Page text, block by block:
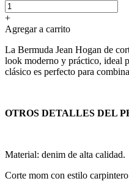
+
Agregar a carrito
La Bermuda Jean Hogan de
look moderno y práctico, ideal
clásico es perfecto para
OTROS DETALLES DEL
Material: denim de alta calidad.
Corte mom con estilo